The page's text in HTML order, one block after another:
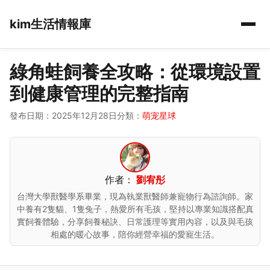
kim生活情報庫
綠角蛙飼養全攻略：從環境設置
到健康管理的完整指南
發布日期：2025年12月28日分類： 萌宠星球
作者： 劉宥彤
台灣大學獸醫學系畢業，現為執業獸醫師兼寵物行為諮詢師。家
中養有2隻貓、1隻兔子，熱愛所有毛孩，堅持以專業知識搭配真
實飼養體驗，分享飼養秘訣、日常護理等實用內容，以及與毛孩
相處的暖心故事，陪你經營幸福的愛寵生活。